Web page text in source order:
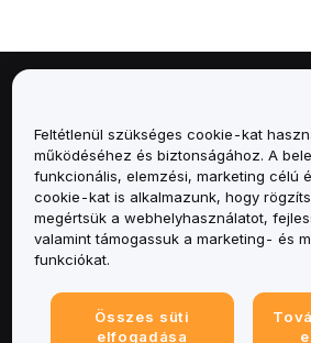
Szolgáltatások
Támogatás
Termékek
Feltétlenül szükséges cookie-kat
működéséhez és biztonságához. A
funkcionális, elemzési, marketing célú
cookie-kat is alkalmazunk, hogy
megértsük a webhelyhasználatot,
valamint támogassuk a marketing- és
funkciókat.
Összes süti
elfogadása